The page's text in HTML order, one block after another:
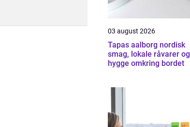
03 august 2026
Tapas aalborg nordisk
smag, lokale råvarer og
hygge omkring bordet